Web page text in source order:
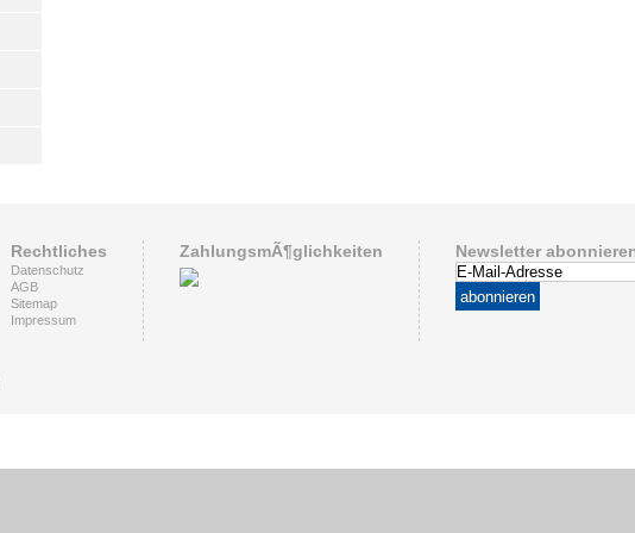
Rechtliches
Datenschutz
AGB
Sitemap
Impressum
ZahlungsmÃ¶glichkeiten Newsletter
abonnieren